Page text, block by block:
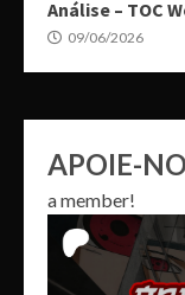
Análise – TOC
09/06/2026
APOIE-
a member!